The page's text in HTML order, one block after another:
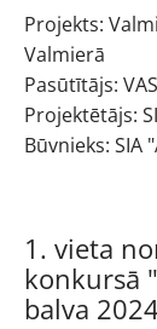
Projekts:
Valmierā
Pasūtītājs:
Projektētājs:
Būvnieks: SIA
1. vieta
konkursā
balva